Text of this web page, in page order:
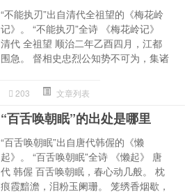
“不能执刃”出自清代全祖望的《梅花岭
记》。 “不能执刃”全诗 《梅花岭记》
清代 全祖望 顺治二年乙酉四月，江都
围急。 督相史忠烈公知势不可为，集诸
203 文章列表
“百舌唤朝眠”的出处是哪里
“百舌唤朝眠”出自唐代韩偓的《懒
起》。 “百舌唤朝眠”全诗 《懒起》 唐
代 韩偓 百舌唤朝眠，春心动几般。 枕
痕霞黯澹，泪粉玉阑珊。 笼绣香烟歇，